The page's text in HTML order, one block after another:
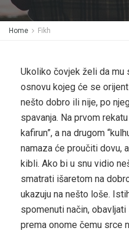
Home Fikh
Ukoliko čovjek želi da mu
osnovu kojeg će se
nešto dobro ili nije, po
spavanja. Na prvom
kafirun”, a na drugom
namaza će proučiti dovu,
kibli. Ako bi u snu vidio
smatrati išaretom na
ukazuju na nešto loše.
spomenuti način,
prema onome čemu srce